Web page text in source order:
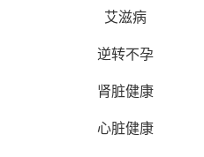
艾滋病
逆转不孕
肾脏健康
心脏健康